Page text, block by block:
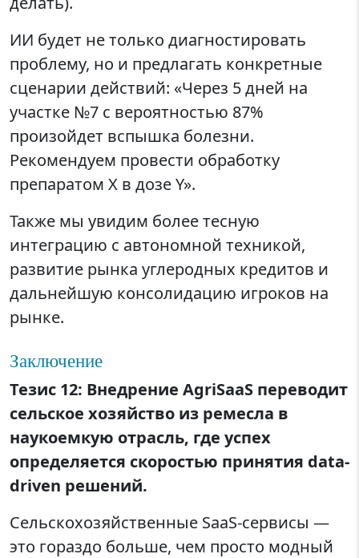
ИИ будет не только диагностировать
проблему, но и предлагать конкретные
сценарии действий: «Через 5 дней на
участке №7 с вероятностью 87%
произойдет вспышка болезни.
Рекомендуем провести обработку
препаратом X в дозе Y».
Также мы увидим более тесную
интеграцию с автономной техникой,
развитие рынка углеродных кредитов и
дальнейшую консолидацию игроков на
рынке.
Заключение
Тезис 12: Внедрение AgriSaaS переводит
сельское хозяйство из ремесла в
наукоемкую отрасль, где успех
определяется скоростью принятия data-
driven решений.
Сельскохозяйственные SaaS-сервисы —
это гораздо больше, чем просто модный